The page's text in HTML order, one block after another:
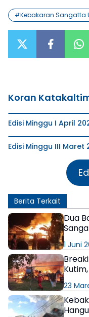
#Kebakaran Sangatta
Koran
Edisi Minggu I April
Edisi Minggu III Maret
Berita Terkait
Dua
1 Juni
23